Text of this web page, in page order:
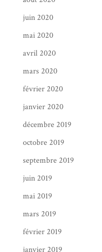
juin 2020
mai 2020
avril 2020
mars 2020
février 2020
janvier 2020
décembre 2019
octobre 2019
septembre 2019
juin 2019
mai 2019
mars 2019
février 2019
janvier 2019